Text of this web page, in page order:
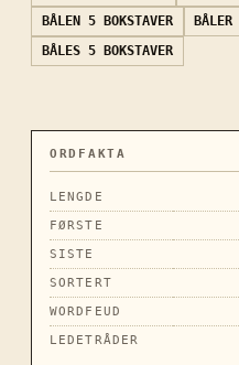
BÅLEN
5 BOKSTAVER BÅLER
BÅLES 5 BOKSTAVER
ORDFAKTA
LENGDE
FØRSTE
SISTE
SORTERT
WORDFEUD
LEDETRÅDER